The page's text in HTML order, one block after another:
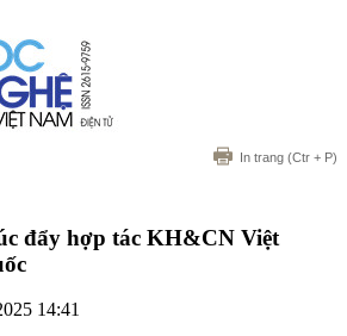
In trang (Ctr + P)
đẩy hợp tác KH&CN Việt
14:41